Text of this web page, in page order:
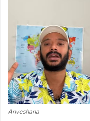
Anveshana